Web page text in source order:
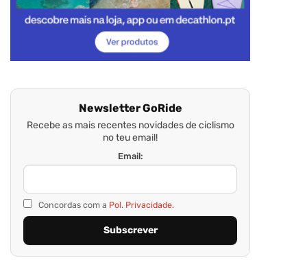
Newsletter GoRide
Recebe as mais recentes novidades de ciclismo
no teu email!
Email:
Concordas com a Pol. Privacidade.